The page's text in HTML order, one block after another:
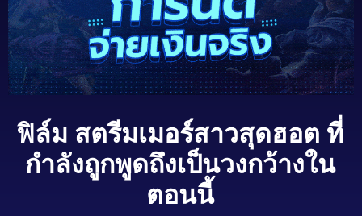
ฟิล์ม สตรีมเมอร์สาวสุดฮอต ที่
กำลังถูกพูดถึงเป็นวงกว้างใน
ตอนนี้